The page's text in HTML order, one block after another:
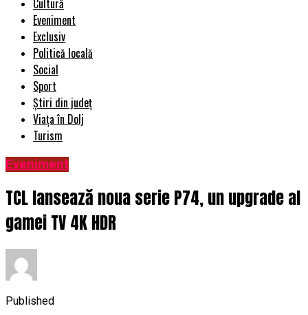
Cultură
Eveniment
Exclusiv
Politică locală
Social
Sport
Știri din județ
Viața în Dolj
Turism
Eveniment
TCL lansează noua serie P74, un upgrade al
gamei TV 4K HDR
Published